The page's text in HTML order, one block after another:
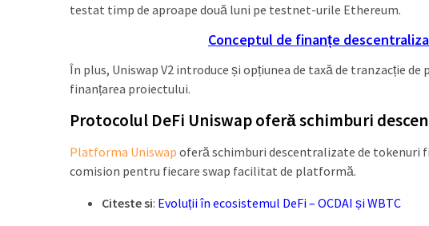
testat timp de aproape două luni pe testnet-urile Ethereum.
Conceptul de finanțe
În plus, Uniswap V2 introduce și opțiunea de taxă de tranzacție
finanțarea proiectului.
Protocolul DeFi Uniswap oferă schimburi
Platforma Uniswap oferă schimburi descentralizate de tokenuri
comision pentru fiecare swap facilitat de platformă.
Citeste si: Evoluții în ecosistemul DeFi – OCDAI și WBTC